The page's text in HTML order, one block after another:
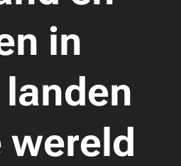
in
wereld